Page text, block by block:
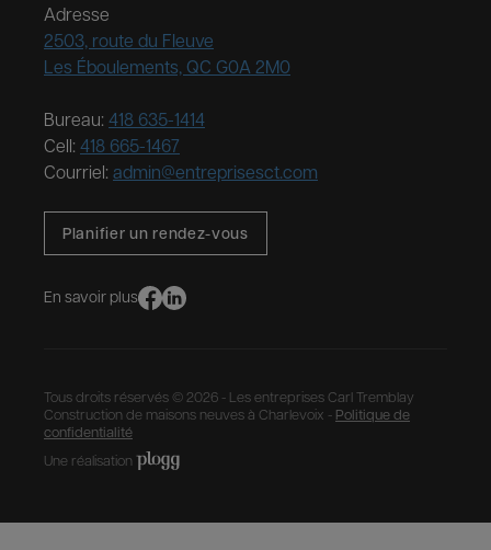
Adresse
2503, route du Fleuve
Les Éboulements, QC G0A 2M0
Bureau: 418 635-1414
Cell: 418 665-1467
Courriel: admin@entreprisesct.com
Planifier un rendez-vous
En savoir plus
Tous droits réservés © 2026 - Les entreprises Carl Tremblay
Construction de maisons neuves à Charlevoix - Politique de
confidentialité
Une réalisation